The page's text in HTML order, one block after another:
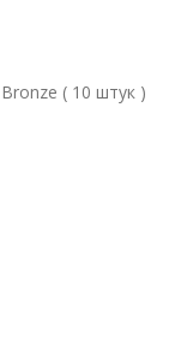
( 10 штук )